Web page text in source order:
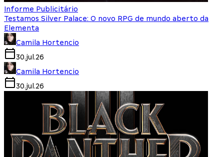
Informe Publicitário
Testamos Silver Palace: O novo RPG de mundo aberto da
Elementa
Camila Hortencio
30.jul.26
Camila Hortencio
30.jul.26